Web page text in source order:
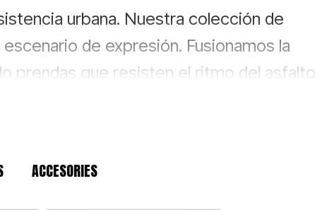
urbana. Nuestra colección de
de expresión. Fusionamos la
prendas que resisten el ritmo del asfalto
ACCESORIES